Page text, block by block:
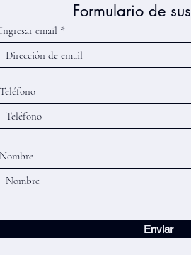
Formulario de
Ingresar email
Teléfono
Nombre
Enviar